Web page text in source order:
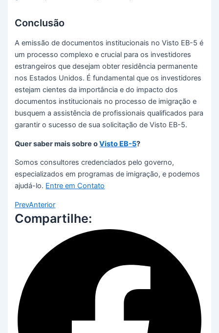
Conclusão
A emissão de documentos institucionais no Visto EB-5 é
um processo complexo e crucial para os investidores
estrangeiros que desejam obter residência permanente
nos Estados Unidos. É fundamental que os investidores
estejam cientes da importância e do impacto dos
documentos institucionais no processo de imigração e
busquem a assistência de profissionais qualificados para
garantir o sucesso de sua solicitação de Visto EB-5.
Quer saber mais sobre oVisto EB-5?
Somos consultores credenciados pelo governo,
especializados em programas de imigração, e podemos
ajudá-lo. Entre em Contato
PrevAnterior
Compartilhe: